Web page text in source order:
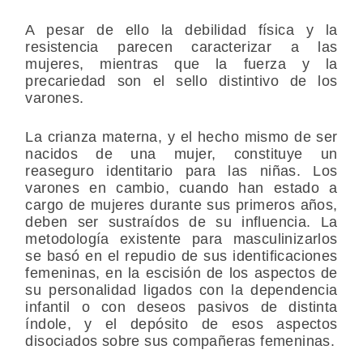
A pesar de ello la debilidad física y la
resistencia parecen caracterizar a las
mujeres, mientras que la fuerza y la
precariedad son el sello distintivo de los
varones.
La crianza materna, y el hecho mismo de ser
nacidos de una mujer, constituye un
reaseguro identitario para las niñas. Los
varones en cambio, cuando han estado a
cargo de mujeres durante sus primeros años,
deben ser sustraídos de su influencia. La
metodología existente para masculinizarlos
se basó en el repudio de sus identificaciones
femeninas, en la escisión de los aspectos de
su personalidad ligados con la dependencia
infantil o con deseos pasivos de distinta
índole, y el depósito de esos aspectos
disociados sobre sus compañeras femeninas.